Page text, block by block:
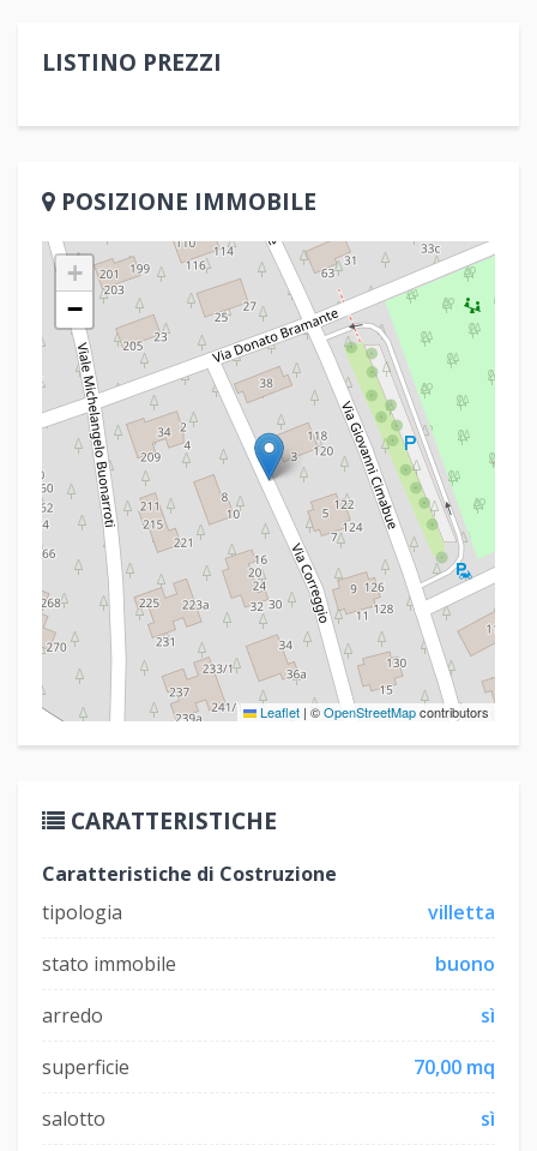
LISTINO PREZZI
POSIZIONE IMMOBILE
+
−
Leaflet | ©OpenStreetMapcontributors
CARATTERISTICHE
Caratteristiche di Costruzione
tipologia
villetta
stato immobile
buono
arredo
sì
superficie
70,00 mq
salotto
sì